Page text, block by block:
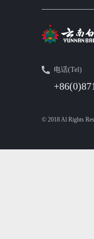
电话(Tel)
© 2018 Al Rights